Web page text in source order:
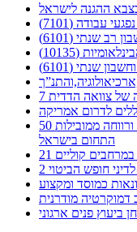
ההגנה לישראל
עבודה (7101)
רב שנתי (6101)
(10135)
שנתי (6101)
של צוואה הדדית
לדרום אמריקה
50 טיפים ויותר לניהול חווית עובד, משאבי אנוש ורווחה ממובילות
התחום בישראל
במרחבים קוליים
חופש הביטוי 2
כמוסד ומקצוע
דמוקרטיה מודרנית
ביעוץ פנים ארגוני